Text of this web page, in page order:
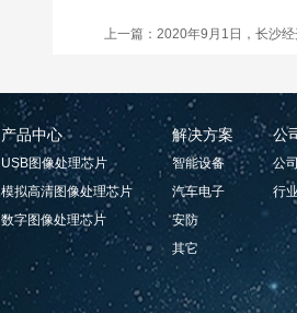
上一篇：2020年9月1日，长沙
产品中心
USB图像处理芯片
模拟高清图像处理芯片
数字图像处理芯片
解决方案
智能设备
汽车电子
安防
其它
公
公
行